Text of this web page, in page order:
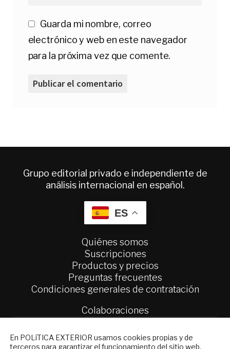
Guarda mi nombre, correo
electrónico y web en este navegador
para la próxima vez que comente.
Grupo editorial privado e independiente de
análisis internacional en español.
ES
Quiénes somos
Suscripciones
Productos y precios
Preguntas frecuentes
Condiciones generales de contratación
Colaboraciones
Contacto
En POLíTICA EXTERIOR usamos cookies propias y de
terceros para garantizar el funcionamiento del sitio web,
NEWSLETTER